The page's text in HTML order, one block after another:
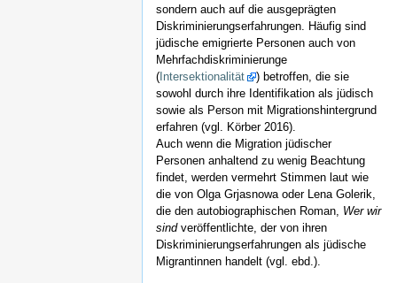
sondern auch auf die ausgeprägten
Diskriminierungserfahrungen. Häufig sind
jüdische emigrierte Personen auch von
Mehrfachdiskriminierunge
( Intersektionalität
) betroffen, die sie
sowohl durch ihre Identifikation als jüdisch
sowie als Person mit Migrationshintergrund
erfahren (vgl. Körber 2016).
Auch wenn die Migration jüdischer
Personen anhaltend zu wenig Beachtung
findet, werden vermehrt Stimmen laut wie
die von Olga Grjasnowa oder Lena Golerik,
die den autobiographischen Roman, Wer wir
sindveröffentlichte, der von ihren
Diskriminierungserfahrungen als jüdische
Migrantinnen handelt (vgl. ebd.).